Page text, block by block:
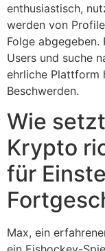
enthusiastisch,
werden von
Folge
Users und suche
ehrliche Plattform
Beschwerden.
Wie
Krypto
für
Max, ein